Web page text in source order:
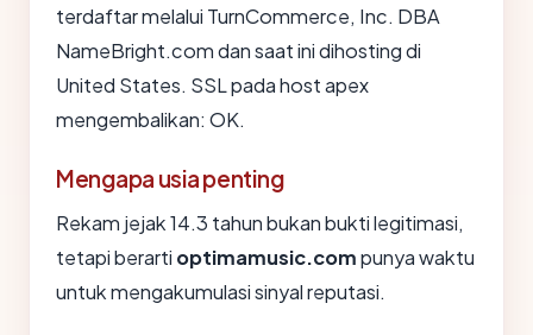
terdaftar melalui TurnCommerce, Inc. DBA
NameBright.com dan saat ini dihosting di
United States. SSL pada host apex
mengembalikan: OK.
Mengapa usia penting
Rekam jejak 14.3 tahun bukan bukti legitimasi,
tetapi berarti optimamusic.compunya waktu
untuk mengakumulasi sinyal reputasi.